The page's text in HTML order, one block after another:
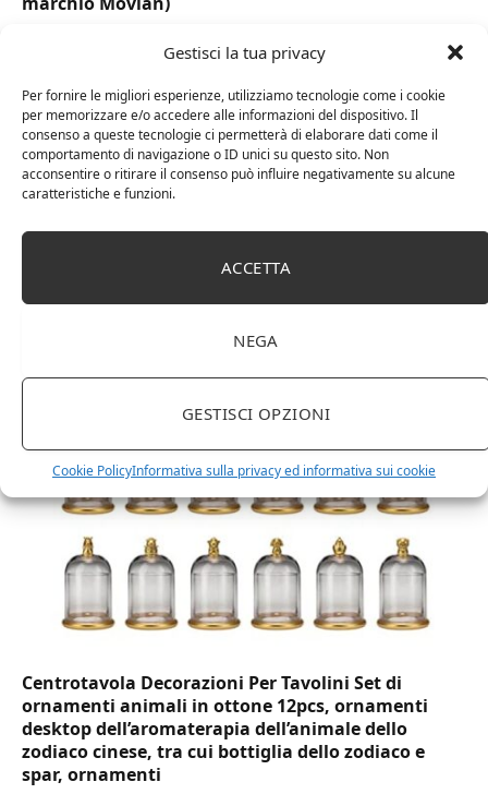
Gestisci la tua privacy
Per fornire le migliori esperienze, utilizziamo tecnologie come i cookie
per memorizzare e/o accedere alle informazioni del dispositivo. Il
consenso a queste tecnologie ci permetterà di elaborare dati come il
comportamento di navigazione o ID unici su questo sito. Non
acconsentire o ritirare il consenso può influire negativamente su alcune
caratteristiche e funzioni.
ACCETTA
NEGA
GESTISCI OPZIONI
Cookie PolicyInformativa sulla privacy ed informativa sui cookie
DOT Horeca Solutions 1000 Bicchieri PET
trasparenti monouso 350 ML tacca 0,3 alta qualità
usa e getta bicchiere riciclabili per acqua bevande
birra cocktail drink
Centrotavola Decorazioni Per Tavolini Set di
ornamenti animali in ottone 12pcs, ornamenti
desktop dell’aromaterapia dell’animale dello
zodiaco cinese, tra cui bottiglia dello zodiaco e
spar, ornamenti